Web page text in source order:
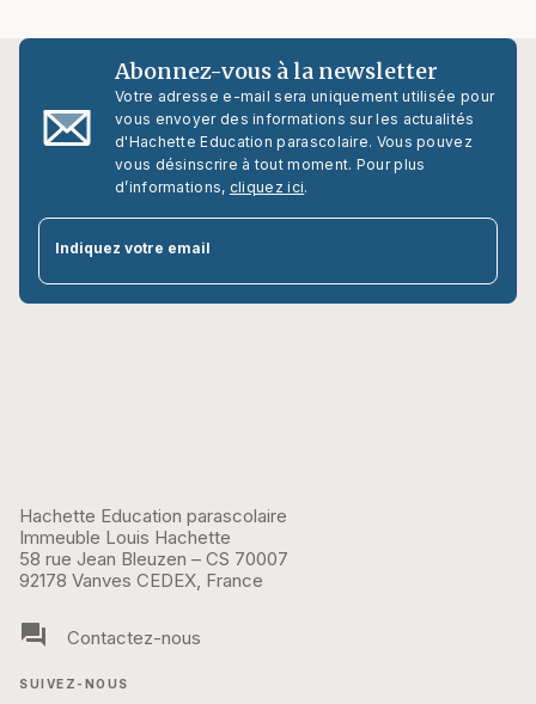
Abonnez-vous à la newsletter
Votre adresse e-mail sera uniquement utilisée pour
vous envoyer des informations sur les actualités
d'Hachette Education parascolaire. Vous pouvez
vous désinscrire à tout moment. Pour plus
d’informations, cliquez ici.
Indiquez votre email
Hachette Education parascolaire
Immeuble Louis Hachette
58 rue Jean Bleuzen – CS 70007
92178 Vanves CEDEX, France
question_answer Contactez-nous
SUIVEZ-NOUS